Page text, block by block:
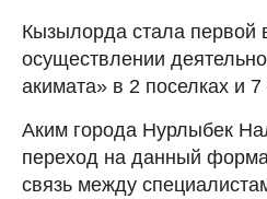
Кызылорда стала первой
осуществлении
акимата» в 2 поселках и 7
Аким города Нурлыбек
переход на данный
связь между